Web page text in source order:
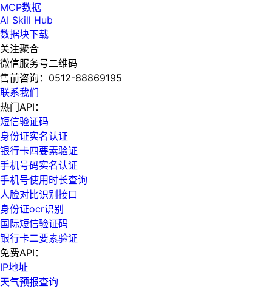
MCP数据
AI Skill Hub
数据块下载
关注聚合
微信服务号二维码
售前咨询： 0512-88869195
联系我们
热门API：
短信验证码
身份证实名认证
银行卡四要素验证
手机号码实名认证
手机号使用时长查询
人脸对比识别接口
身份证ocr识别
国际短信验证码
银行卡二要素验证
免费API：
IP地址
天气预报查询